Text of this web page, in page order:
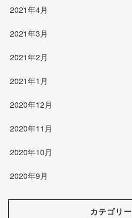
2021年4月
2021年3月
2021年2月
2021年1月
2020年12月
2020年11月
2020年10月
2020年9月
カテゴリー